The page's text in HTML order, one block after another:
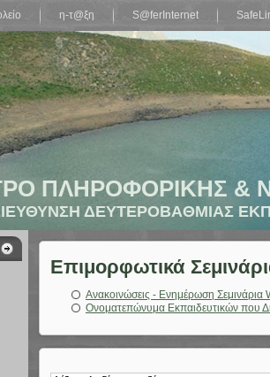
η-τ@ξη S@ferInternet
ΠΛΗΡΟΦΟΡΙΚΗΣ &
ΔΕΥΤΕΡΟΒΑΘΜΙΑΣ
Επιμορφωτικά
Ανακοινώσεις - Ενημέρωση Σεμινάρια
Ονοματεπώνυμα Εκπαιδευτικών που